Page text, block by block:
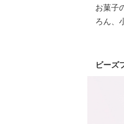
お菓子
ろん、
ビーズ